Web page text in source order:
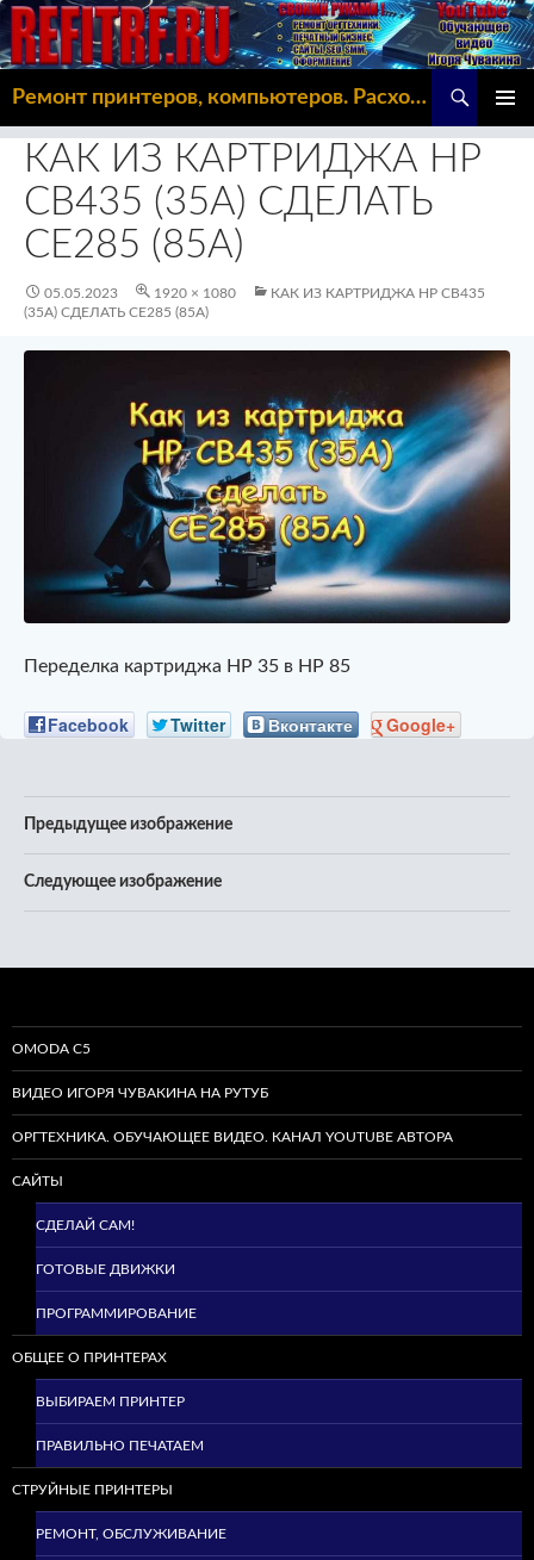
Ремонт принтеров, компьютеров. Расходка, Omoda C5
К
СОДЕРЖИМОМУ
КАК ИЗ КАРТРИДЖА HP
CB435 (35A) СДЕЛАТЬ
CE285 (85A)
05.05.2023 1920 × 1080
КАК ИЗ КАРТРИДЖА HP CB435
(35A) СДЕЛАТЬ CE285 (85A)
Переделка картриджа HP 35 в HP 85
Facebook Twitter Вконтакте Google+
Предыдущее изображение
Следующее изображение
OMODA C5
ВИДЕО ИГОРЯ ЧУВАКИНА НА РУТУБ
ОРГТЕХНИКА. ОБУЧАЮЩЕЕ ВИДЕО. КАНАЛ YOUTUBE АВТОРА
САЙТЫ
СДЕЛАЙ САМ!
ГОТОВЫЕ ДВИЖКИ
ПРОГРАММИРОВАНИЕ
ОБЩЕЕ О ПРИНТЕРАХ
ВЫБИРАЕМ ПРИНТЕР
ПРАВИЛЬНО ПЕЧАТАЕМ
СТРУЙНЫЕ ПРИНТЕРЫ
РЕМОНТ, ОБСЛУЖИВАНИЕ